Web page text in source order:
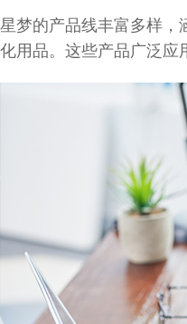
星梦的产品线丰富多样，
化用品。这些产品广泛应